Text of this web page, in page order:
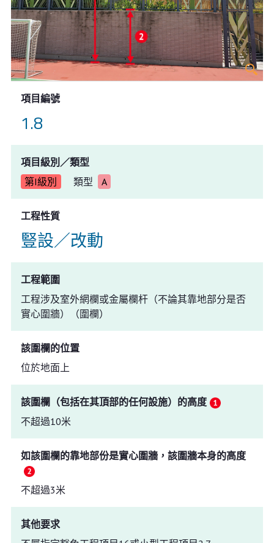
項目編號
1.8
項目級別／類型
第I級別
類型 A
工程性質
豎設／改動
工程範圍
工程涉及室外網欄或金屬欄杆（不論其靠地部分是否
實心圍牆）（圍欄）
該圍欄的位置
位於地面上
該圍欄（包括在其頂部的任何設施）的高度
不超過10米
如該圍欄的靠地部份是實心圍牆，該圍牆本身的高度
不超過3米
其他要求